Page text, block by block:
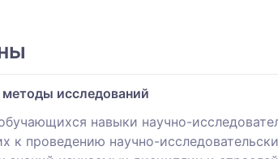
исследований
навыки научно-
к проведению научно-